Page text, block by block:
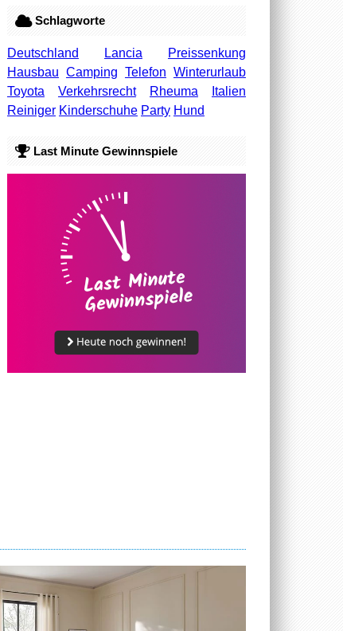
Schlagworte
Deutschland Lancia
Preissenkung
Hausbau Camping Telefon Winterurlaub
Toyota
Verkehrsrecht Rheuma
Italien
Reiniger Kinderschuhe Party Hund
Last Minute Gewinnspiele